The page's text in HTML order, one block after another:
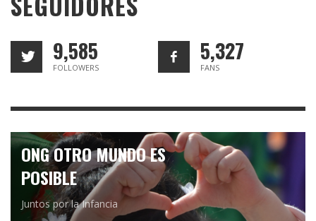
9,585
FOLLOWERS
5,327
FANS
ONG OTRO MUNDO ES
POSIBLE
Juntos por la Infancia